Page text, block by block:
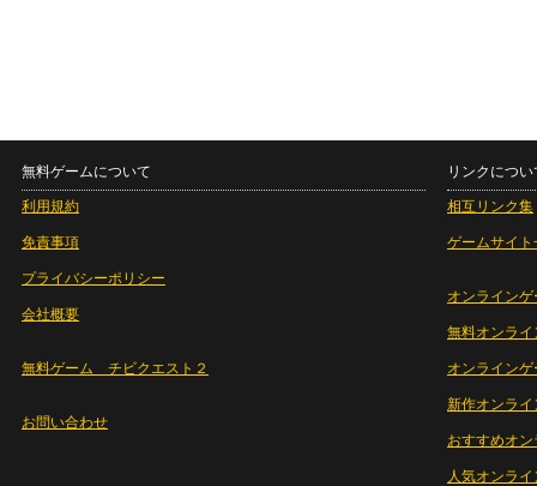
無料ゲームについて
利用規約
免責事項
プライバシーポリシー
会社概要
無料ゲーム チビクエスト２
お問い合わせ
リンクについ
相互リンク集
ゲームサイト
オンラインゲ
無料オンライ
オンライン
新作オンライ
おすすめオ
人気オンラ